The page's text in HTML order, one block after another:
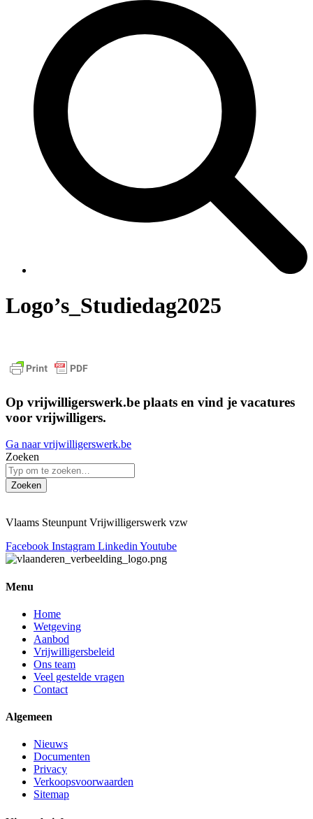
Logo’s_Studiedag2025
Op vrijwilligerswerk.be plaats en vind je vacatures
voor vrijwilligers.
Ga naar vrijwilligerswerk.be
Zoeken
Zoeken
Vlaams Steunpunt Vrijwilligerswerk vzw
Facebook Instagram Linkedin Youtube
Menu
Home
Wetgeving
Aanbod
Vrijwilligersbeleid
Ons team
Veel gestelde vragen
Contact
Algemeen
Nieuws
Documenten
Privacy
Verkoopsvoorwaarden
Sitemap